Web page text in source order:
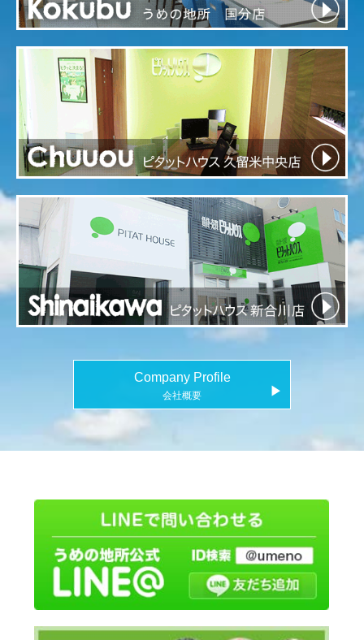
Company Profile
会社概要 ▶